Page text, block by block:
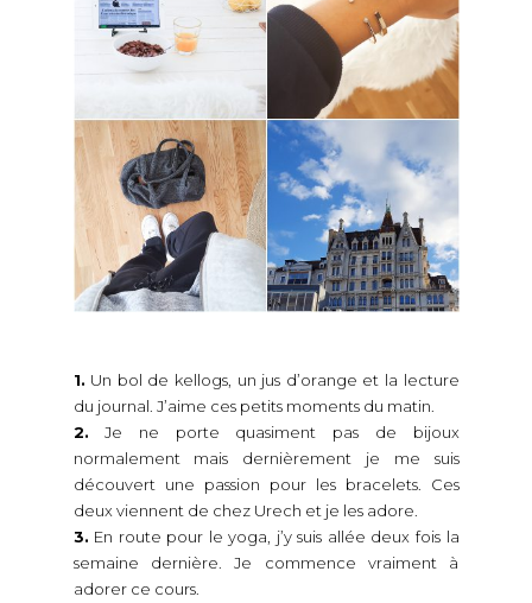
1. Un bol de kellogs, un jus d’orange et la lecture
du journal. J’aime ces petits moments du matin.
2. Je ne porte quasiment pas de bijoux
normalement mais dernièrement je me suis
découvert une passion pour les bracelets. Ces
deux viennent de chez Urech et je les adore.
3. En route pour le yoga, j’y suis allée deux fois la
semaine dernière. Je commence vraiment à
adorer ce cours.